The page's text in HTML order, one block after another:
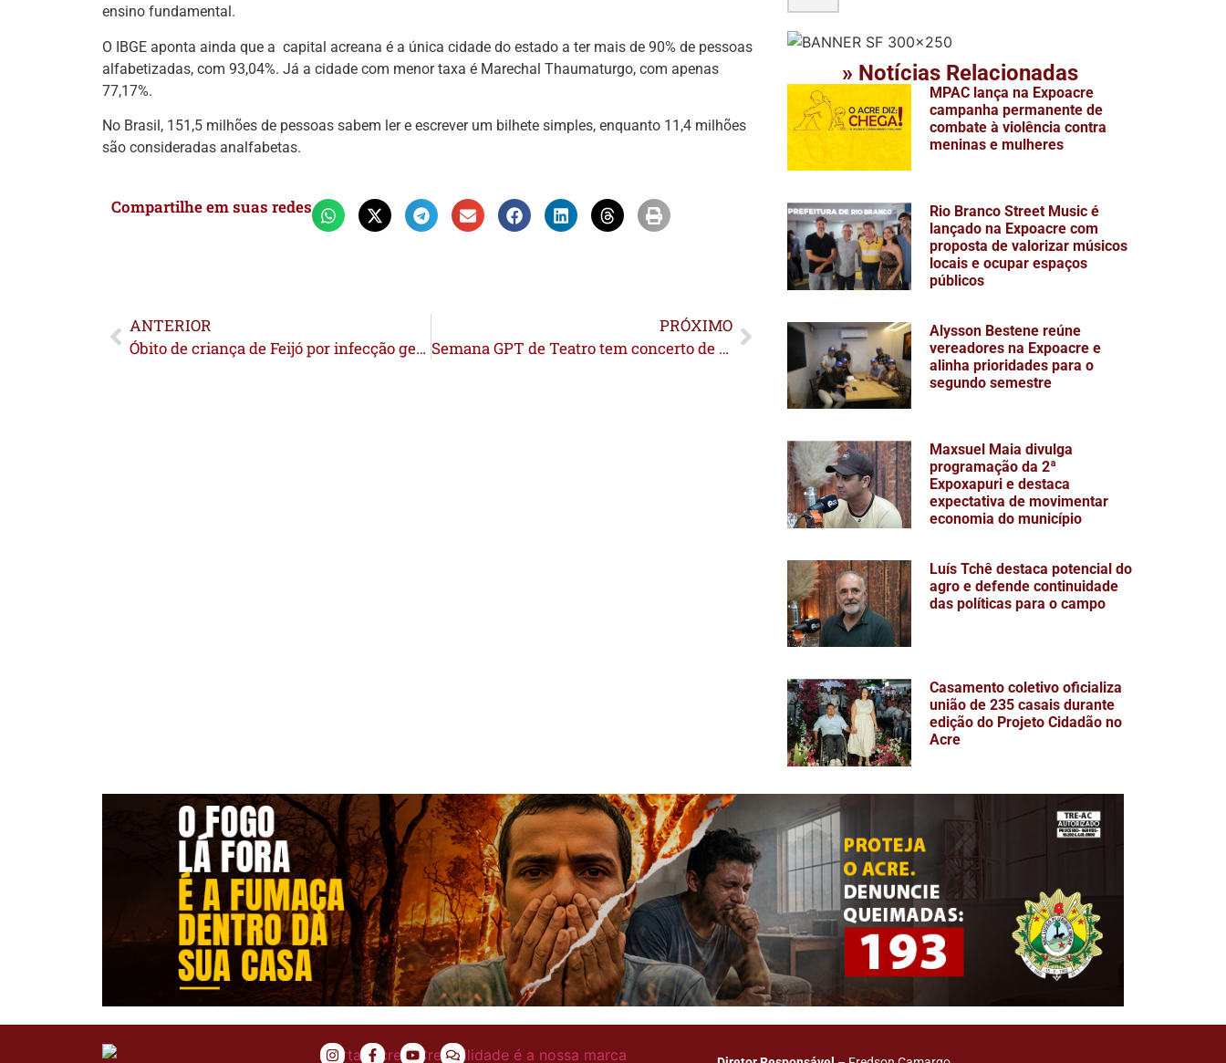
ensino fundamental.
O IBGE aponta ainda que a capital acreana é a única cidade do estado a ter mais de 90% de pessoas
alfabetizadas, com 93,04%. Já a cidade com menor taxa é Marechal Thaumaturgo, com apenas
77,17%.
No Brasil, 151,5 milhões de pessoas sabem ler e escrever um bilhete simples, enquanto 11,4 milhões
são consideradas analfabetas.
Compartilhe em suas redes
ANTERIOR
Óbito de criança de Feijó por infecção generalizada vai ser investigado pelo CRM
PRÓXIMO
Semana GPT de Teatro tem concerto de piano, roda de samba e peça neste sábado em Rio Branco
» Notícias Relacionadas
MPAC lança na Expoacre
campanha permanente de
combate à violência contra
meninas e mulheres
Rio Branco Street Music é
lançado na Expoacre com
proposta de valorizar músicos
locais e ocupar espaços
públicos
Alysson Bestene reúne
vereadores na Expoacre e
alinha prioridades para o
segundo semestre
Maxsuel Maia divulga
programação da 2ª
Expoxapuri e destaca
expectativa de movimentar
economia do município
Luís Tchê destaca potencial do
agro e defende continuidade
das políticas para o campo
Casamento coletivo oficializa
união de 235 casais durante
edição do Projeto Cidadão no
Acre